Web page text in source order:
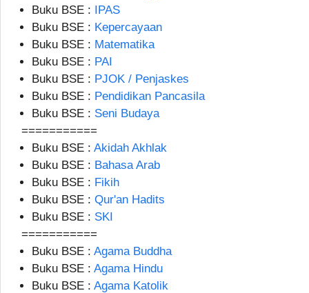
Buku BSE : IPAS
Buku BSE : Kepercayaan
Buku BSE : Matematika
Buku BSE : PAI
Buku BSE : PJOK / Penjaskes
Buku BSE : Pendidikan Pancasila
Buku BSE : Seni Budaya
===========
Buku BSE : Akidah Akhlak
Buku BSE : Bahasa Arab
Buku BSE : Fikih
Buku BSE : Qur'an Hadits
Buku BSE : SKI
===========
Buku BSE : Agama Buddha
Buku BSE : Agama Hindu
Buku BSE : Agama Katolik